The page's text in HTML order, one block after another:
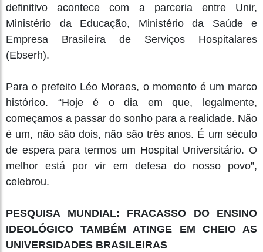
definitivo acontece com a parceria entre Unir,
Ministério da Educação, Ministério da Saúde e
Empresa Brasileira de Serviços Hospitalares
(Ebserh).
Para o prefeito Léo Moraes, o momento é um marco
histórico. “Hoje é o dia em que, legalmente,
começamos a passar do sonho para a realidade. Não
é um, não são dois, não são três anos. É um século
de espera para termos um Hospital Universitário. O
melhor está por vir em defesa do nosso povo”,
celebrou.
PESQUISA MUNDIAL: FRACASSO DO ENSINO
IDEOLÓGICO TAMBÉM ATINGE EM CHEIO AS
UNIVERSIDADES BRASILEIRAS